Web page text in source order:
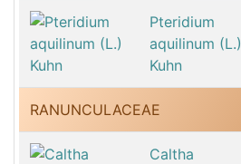
Pteridium
aquilinum (L.)
Kuhn
RANUNCULACEAE
Caltha